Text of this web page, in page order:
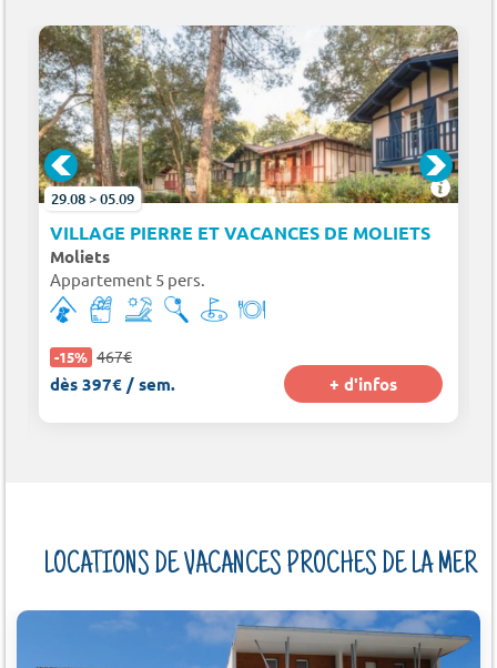
29.08 > 05.09
VILLAGE PIERRE ET VACANCES DE MOLIETS
Moliets
Appartement 5 pers.
-15% 467€
dès 397€ / sem. + d'infos
LOCATIONS DE VACANCES PROCHES DE LA MER